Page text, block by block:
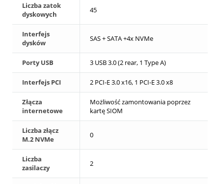
Liczba zatok
dyskowych
45
Interfejs
dysków
SAS + SATA +4x NVMe
Porty USB 3 USB 3.0 (2 rear, 1 Type A)
Interfejs PCI 2 PCI-E 3.0 x16, 1 PCI-E 3.0 x8
Złącza
internetowe
Możliwość zamontowania poprzez
kartę SIOM
Liczba złącz
M.2 NVMe
0
Liczba
zasilaczy
2